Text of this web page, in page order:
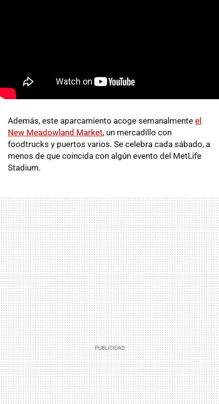
Además, este aparcamiento acoge semanalmente el
New Meadowland Market, un mercadillo con
foodtrucks y puertos varios. Se celebra cada sábado, a
menos de que coincida con algún evento del MetLife
Stadium.